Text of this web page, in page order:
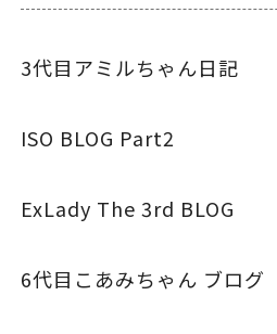
3代目アミルちゃん日記
ISO BLOG Part2
ExLady The 3rd BLOG
6代目こあみちゃん ブログ